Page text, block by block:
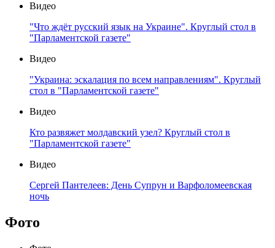
Видео
"Что ждёт русский язык на Украине". Круглый стол в
"Парламентской газете"
Видео
"Украина: эскалация по всем направлениям". Круглый
стол в "Парламентской газете"
Видео
Кто развяжет молдавский узел? Круглый стол в
"Парламентской газете"
Видео
Сергей Пантелеев: День Супрун и Варфоломеевская
ночь
Фото